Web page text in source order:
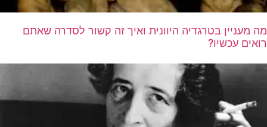
מה מעניין בטרגדיה היוונית ואיך זה קשור לסדרה שאתם
רואים עכשיו?